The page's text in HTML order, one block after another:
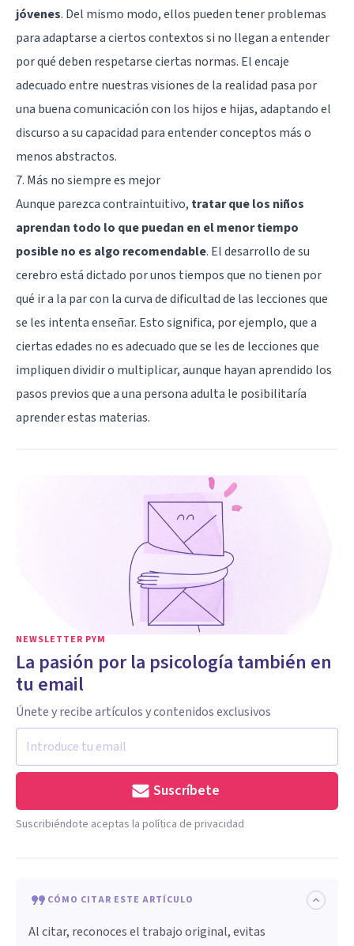
jóvenes. Del mismo modo, ellos pueden tener problemas
para adaptarse a ciertos contextos si no llegan a entender
por qué deben respetarse ciertas normas. El encaje
adecuado entre nuestras visiones de la realidad pasa por
una buena comunicación con los hijos e hijas, adaptando el
discurso a su capacidad para entender conceptos más o
menos abstractos.
7. Más no siempre es mejor
Aunque parezca contraintuitivo, tratar que los niños
aprendan todo lo que puedan en el menor tiempo
posible no es algo recomendable. El desarrollo de su
cerebro está dictado por unos tiempos que no tienen por
qué ir a la par con la curva de dificultad de las lecciones que
se les intenta enseñar. Esto significa, por ejemplo, que a
ciertas edades no es adecuado que se les de lecciones que
impliquen dividir o multiplicar, aunque hayan aprendido los
pasos previos que a una persona adulta le posibilitaría
aprender estas materias.
NEWSLETTER PYM
La pasión por la psicología también en
tu email
Únete y recibe artículos y contenidos exclusivos
Suscríbete
Suscribiéndote aceptas la política de privacidad
CÓMO CITAR ESTE ARTÍCULO
Al citar, reconoces el trabajo original, evitas